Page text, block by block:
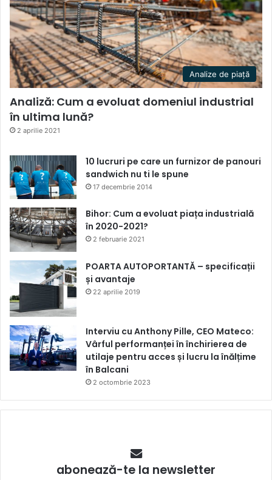
Analize de piață
Analiză: Cum a evoluat domeniul industrial
în ultima lună?
2 aprilie 2021
10 lucruri pe care un furnizor de panouri
sandwich nu ti le spune
17 decembrie 2014
Bihor: Cum a evoluat piața industrială
în 2020-2021?
2 februarie 2021
POARTA AUTOPORTANTĂ – specificații
și avantaje
22 aprilie 2019
Interviu cu Anthony Pille, CEO Mateco:
Vârful performanței în închirierea de
utilaje pentru acces și lucru la înălțime
în Balcani
2 octombrie 2023
abonează-te la newsletter